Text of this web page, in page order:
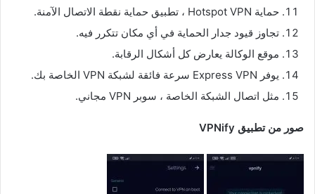
حماية Hotspot VPN ، تطبيق حماية نقطة الاتصال الآمنة.
تجاوز قيود جدار الحماية في أي مكان تتكرر فيه.
موقع الوكالة يعارض كل أشكال الرقابة.
يوفر Express VPN سرعة فائقة لشبكة VPN الخاصة بك.
مثل اتصال الشبكة الخاصة ، سوبر VPN مجاني.
صور من تطبيق VPNify